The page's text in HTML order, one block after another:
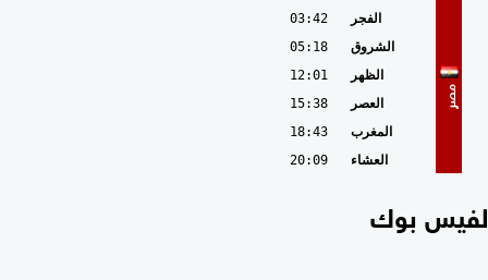
مصر
الفجر
03:42
الشروق
05:18
الظهر
12:01
العصر
15:38
المغرب
18:43
العشاء
20:09
بوك